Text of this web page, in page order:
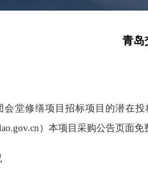
青岛
会堂修缮项目招标项目的潜在
）本项目采购公告页面